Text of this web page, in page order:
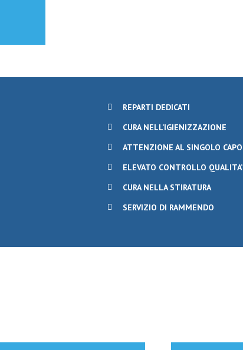
REPARTI DEDICATI
CURA NELL’IGIENIZZAZIONE
ATTENZIONE AL SINGOLO CAPO
ELEVATO CONTROLLO QUALITA’
CURA NELLA STIRATURA
SERVIZIO DI RAMMENDO